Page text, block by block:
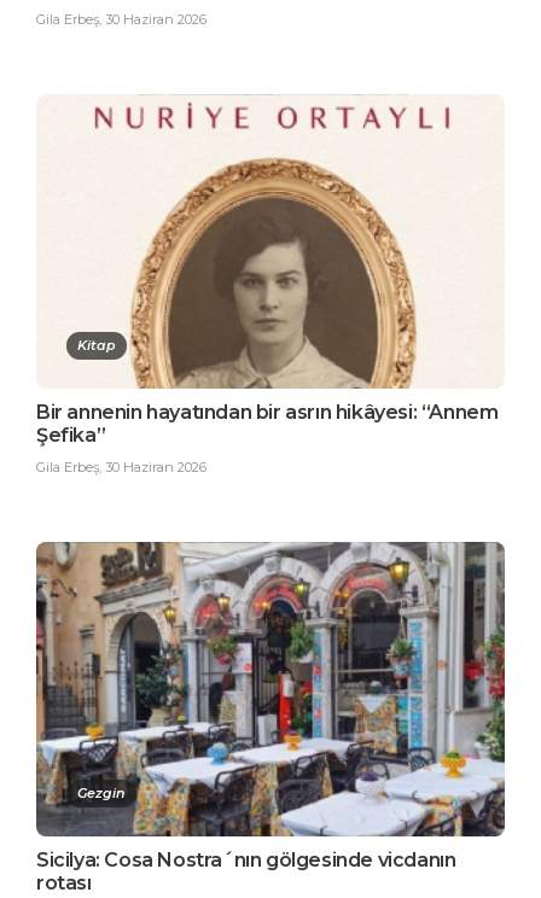
Gila Erbeş 30 Haziran 2026
Kitap
Bir annenin hayatından bir asrın hikâyesi: “Annem
Şefika”
Gila Erbeş, 30 Haziran 2026
Gezgin
Sicilya: Cosa Nostra´nın gölgesinde vicdanın
rotası